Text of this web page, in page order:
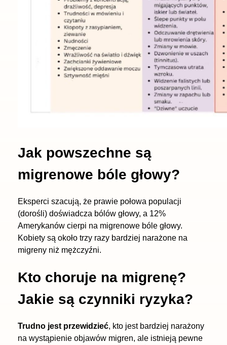
Jak powszechne są
migrenowe bóle głowy?
Eksperci szacują, że prawie połowa populacji
(dorośli) doświadcza bólów głowy, a 12%
Amerykanów cierpi na migrenowe bóle głowy.
Kobiety są około trzy razy bardziej narażone na
migreny niż mężczyźni.
Kto choruje na migrenę?
Jakie są czynniki ryzyka?
Trudno jest przewidzieć, kto jest bardziej narażony
na wystąpienie objawów migren, ale istnieją pewne